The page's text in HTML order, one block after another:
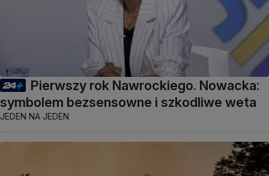
Pierwszy rok Nawrockiego. Nowacka:
symbolem bezsensowne i szkodliwe weta
JEDEN NA JEDEN